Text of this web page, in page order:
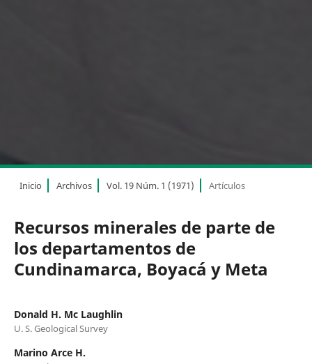
Inicio Archivos Vol. 19 Núm. 1 (1971) Artículos
Recursos minerales de parte de
los departamentos de
Cundinamarca, Boyacá y Meta
Donald H. Mc Laughlin
U. S. Geological Survey
Marino Arce H.